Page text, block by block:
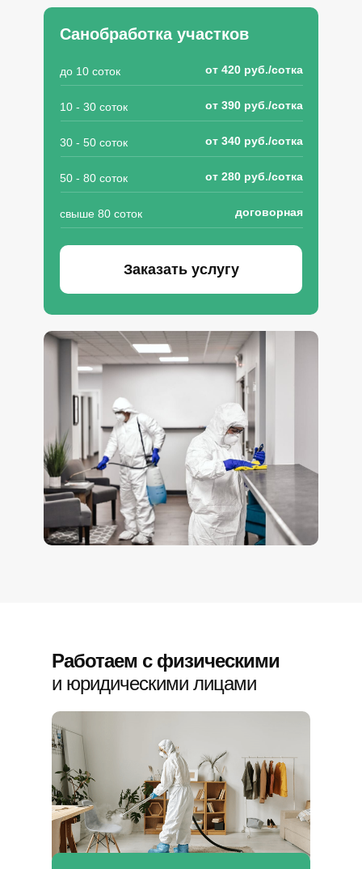
Санобработка участков
до 10 соток
Заказать услугу
от 420 руб./сотка
10 - 30 соток от 390 руб./сотка
30 - 50 соток от 340 руб./сотка
50 - 80 соток от 280 руб./сотка
свыше 80 соток договорная
Работаем с физическими
и юридическими лицами